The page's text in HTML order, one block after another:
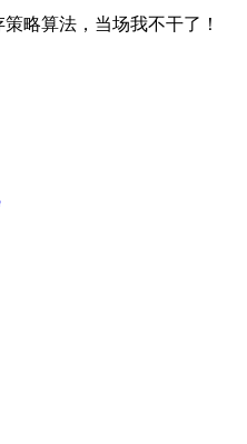
略算法，当场我不干了！